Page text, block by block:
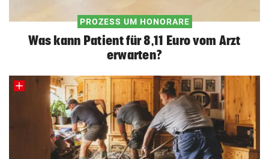
PROZESS UM HONORARE
Was kann Patient für 8,11 Euro vom Arzt
erwarten?